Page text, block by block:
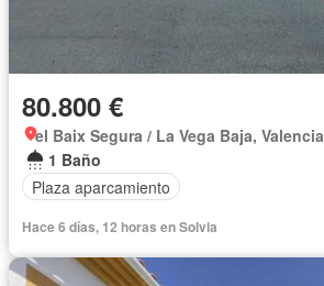
80.800 €
el Baix Segura / La Vega Baja, Valencia
1 Baño
Plaza aparcamiento
Hace 6 días, 12 horas en Solvia